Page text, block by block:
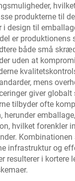
produkterne til
design til
er produktionens
både små
uden at
mens
giver globalt
tilbyder ofte
herunder
hvilket forenkler
Kombinationen
infrastruktur og
resulterer i kortere